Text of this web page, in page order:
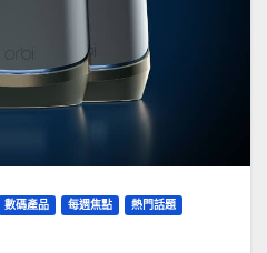
數碼產品 每週焦點 熱門話題